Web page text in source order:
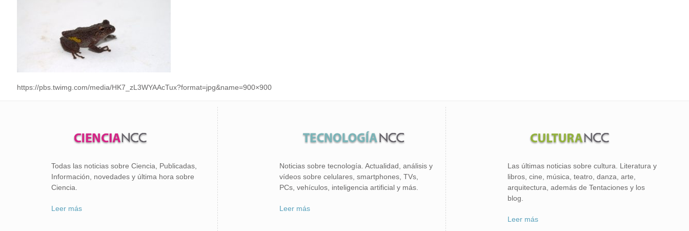
https://pbs.twimg.com/media/HK7_zL3WYAAcTux?format=jpg&name=900×900
Todas las noticias sobre Ciencia, Publicadas,
Información, novedades y última hora sobre
Ciencia.
Leer más
Noticias sobre tecnología. Actualidad, análisis y
vídeos sobre celulares, smartphones, TVs,
PCs, vehículos, inteligencia artificial y más.
Leer más
Las últimas noticias sobre cultura. Literatura y
libros, cine, música, teatro, danza, arte,
arquitectura, además de Tentaciones y los
blog.
Leer más